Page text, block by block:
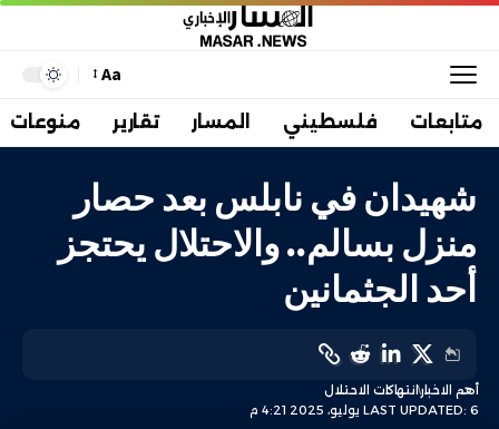
Aa
متابعات فلسطيني المسار تقارير منوعات
شهيدان في نابلس بعد حصار
منزل بسالم.. والاحتلال يحتجز
أحد الجثمانين
LAST UPDATED: 6 يوليو، 2025 4:21 م
أهم الاخبارانتهاكات الاحتلال